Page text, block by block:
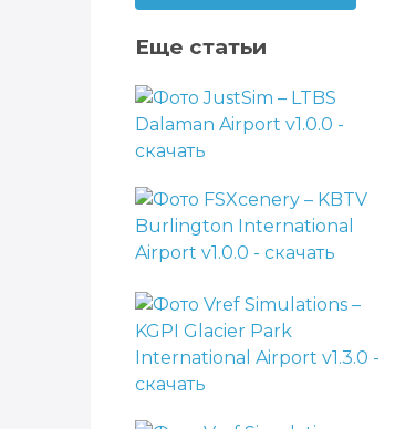
Еще статьи